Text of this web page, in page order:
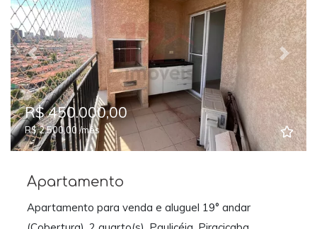
Previous Next
R$ 450.000,00
R$ 2.500,00 /mês
Apartamento
Apartamento para venda e aluguel 19° andar